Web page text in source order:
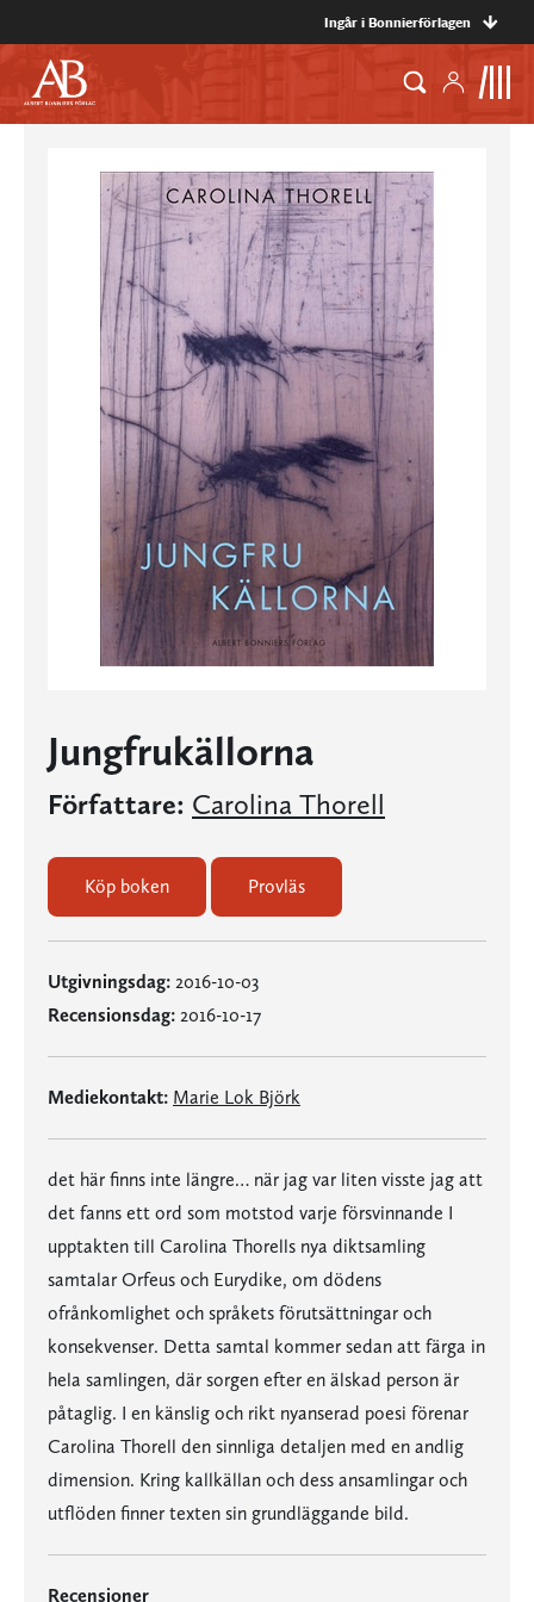
Ingår i Bonnierförlagen
Jungfrukällorna
Författare: Carolina Thorell
Köp boken Provläs
Utgivningsdag: 2016-10-03
Recensionsdag: 2016-10-17
Mediekontakt: Marie Lok Björk
det här finns inte längre… när jag var liten visste jag att
det fanns ett ord som motstod varje försvinnande I
upptakten till Carolina Thorells nya diktsamling
samtalar Orfeus och Eurydike, om dödens
ofrånkomlighet och språkets förutsättningar och
konsekvenser. Detta samtal kommer sedan att färga in
hela samlingen, där sorgen efter en älskad person är
påtaglig. I en känslig och rikt nyanserad poesi förenar
Carolina Thorell den sinnliga detaljen med en andlig
dimension. Kring kallkällan och dess ansamlingar och
utflöden finner texten sin grundläggande bild.
Recensioner